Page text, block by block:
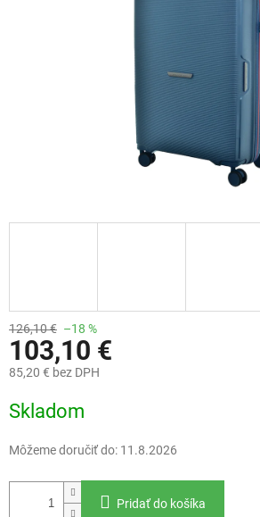
126,10 € –18 %
103,10 €
85,20 € bez DPH
cena:
Skladom
Môžeme doručiť do: 11.8.2026
Pridať do košíka